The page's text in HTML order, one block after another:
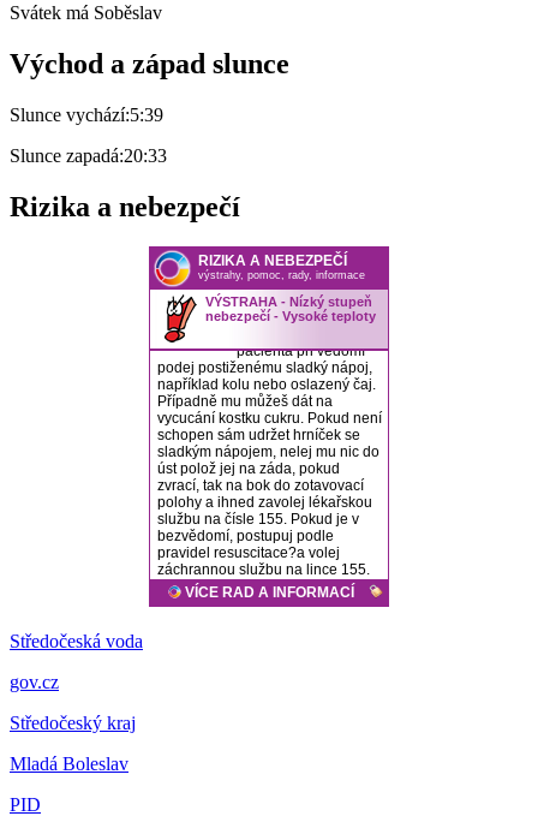
Svátek má Soběslav
Východ a západ slunce
Slunce vychází:5:39
Slunce zapadá:20:33
Rizika a nebezpečí
Středočeská voda
gov.cz
Středočeský kraj
Mladá Boleslav
PID